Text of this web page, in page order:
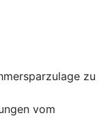
zu
vom